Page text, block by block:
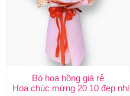
Bó hoa hồng giá rẻ
Hoa chúc mừng 20 10 đẹp nhất